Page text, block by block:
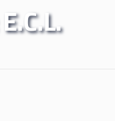
E.C.L.